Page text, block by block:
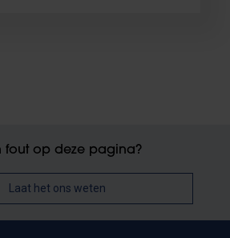
fout op deze pagina?
Laat het ons weten